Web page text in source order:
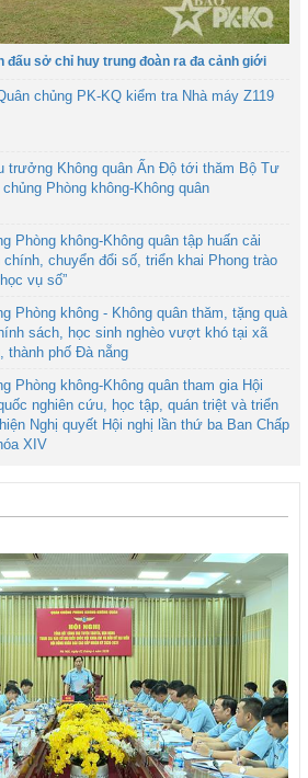
đấu sở chỉ huy trung đoàn ra đa cảnh giới
chủng PK-KQ kiểm tra Nhà máy Z119
trưởng Không quân Ấn Độ tới thăm Bộ Tư
Phòng không-Không quân
Phòng không-Không quân tập huấn cải
chính, chuyển đổi số, triển khai Phong trào
vụ số”
Phòng không - Không quân thăm, tặng quà
sách, học sinh nghèo vượt khó tại xã
thành phố Đà nẵng
Phòng không-Không quân tham gia Hội
nghiên cứu, học tập, quán triệt và triển
Nghị quyết Hội nghị lần thứ ba Ban Chấp
XIV